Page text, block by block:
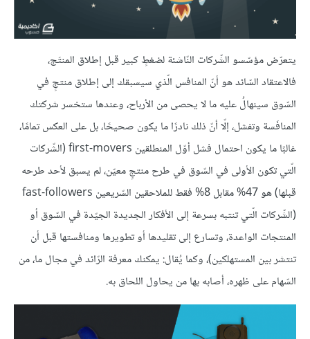
يتعرّض مؤسّسو الشّركات النّاشئة لضغطٍ كبير قبل إطلاق المنتَج،
فالاعتقاد السّائد هو أنّ المنافس الّذي سيسبقك إلى إطلاق منتجٍ في
السّوق سينهالُ عليه ما لا يحصى من الأرباح، وعندها ستخسر شركتك
المنافَسة وتفشل، إلّا أنّ ذلك نادرًا ما يكون صحيحًا، بل على العكس تمامًا،
غالبًا ما يكون احتمال فشل أوّل المنطلقين first-movers (الشّركات
الّتي تكون الأولى في السّوق في طرح منتجٍ معيّن، لم يسبق لأحد طرحه
قبلها) هو 47% مقابل 8% فقط للملاحقين السّريعين fast-followers
(الشّركات الّتي تنتبه بسرعة إلى الأفكار الجديدة الجيّدة في السّوق أو
المنتجات الواعدة، وتسارع إلى تقليدها أو تطويرها ومنافستها قبل أن
تنتشر بين المستهلكين)، وكما يُقال: يمكنك معرفة الرّائد في مجال ما، من
السّهام على ظهره، أصابه بها من يحاول اللحاق به.